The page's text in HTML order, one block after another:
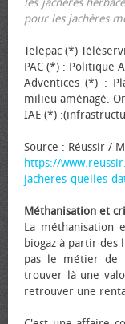
les jachères
pour les jachères
Telepac (*)
PAC (*) : Politique
Adventices (*) :
milieu aménagé.
IAE (*)
Source : Réussir /
https://
jacheres-quelles-
Méthanisation et
La méthanisation
biogaz à partir des
pas le métier de
trouver là une
retrouver une